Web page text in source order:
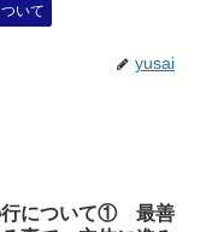
いて
yusai
行について① 最善